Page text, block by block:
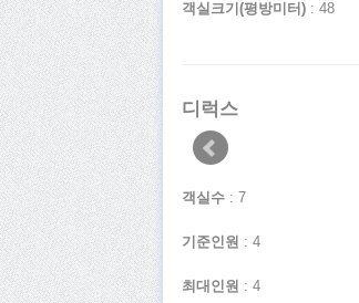
객실크기(평방미터) : 48
디럭스
객실수 : 7
기준인원 : 4
최대인원 : 4